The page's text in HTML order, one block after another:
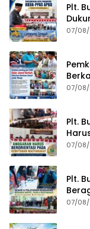
Plt.
07/
07/
Plt.
07/
Plt.
07/